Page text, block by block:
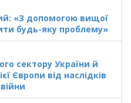
«З допомогою вищої
будь-яку проблему»
сектору України й
Європи від наслідків